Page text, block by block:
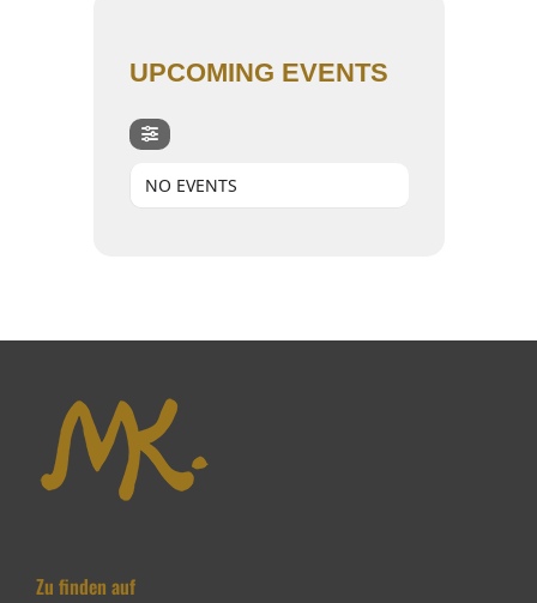
UPCOMING EVENTS
NO EVENTS
Zu finden auf